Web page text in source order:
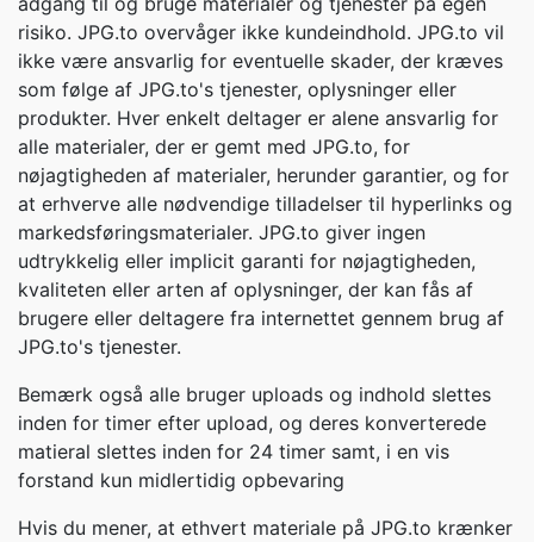
risiko. JPG.to overvåger ikke kundeindhold. JPG.to vil
ikke være ansvarlig for eventuelle skader, der kræves
som følge af JPG.to's tjenester, oplysninger eller
produkter. Hver enkelt deltager er alene ansvarlig for
alle materialer, der er gemt med JPG.to, for
nøjagtigheden af materialer, herunder garantier, og for
at erhverve alle nødvendige tilladelser til hyperlinks og
markedsføringsmaterialer. JPG.to giver ingen
udtrykkelig eller implicit garanti for nøjagtigheden,
kvaliteten eller arten af oplysninger, der kan fås af
brugere eller deltagere fra internettet gennem brug af
JPG.to's tjenester.
Bemærk også alle bruger uploads og indhold slettes
inden for timer efter upload, og deres konverterede
matieral slettes inden for 24 timer samt, i en vis
forstand kun midlertidig opbevaring
Hvis du mener, at ethvert materiale på JPG.to krænker